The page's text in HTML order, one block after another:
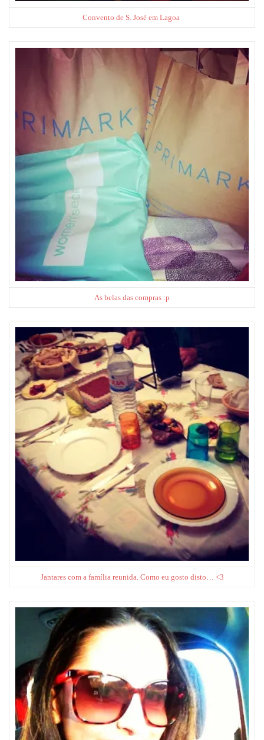
Convento de S. José em Lagoa
As belas das compras :p
Jantares com a família reunida. Como eu gosto disto… <3